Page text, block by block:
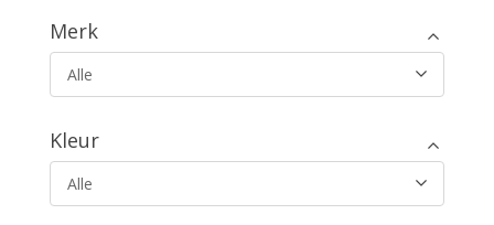
Merk
Alle
Kleur
Alle